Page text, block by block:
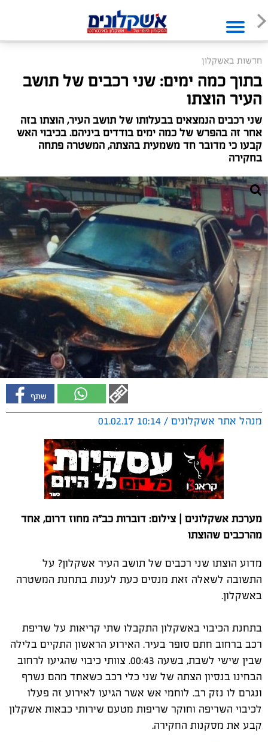
חדשות באשקלון
בתוך כמה ימים: שני רכבים של תושב
העיר הוצתו
שני רכבים הנמצאים בבעלותו של תושב העיר, הוצתו בזה
אחר זה בהפרש של כמה ימים בודדים ביניהם. בכיבוי האש
קבעו כי מדובר חד משמעית בהצתה, המשטרה פתחה
בחקירה
מנהל אתר אשקלונים / 10:14 01.02.17
מערכת אשקלונים | צילום: דוברות כב"ה מחוז דרום, אחד
מהרכבים שהוצתו
מדוע הוצתו שני רכבים של תושב העיר אשקלון? על
התשובה לשאלה זאת מנסים כעת לענות בתחנת המשטרה
באשקלון.
בתחנת הכיבוי באשקלון התקבלו שתי קריאות על שריפת
רכב ברחוב חתם סופר בעיר. האירוע הראשון התקיים בלילה
שבין שישי לשבת, בשעה 00:43. צוותי כיבוי שהגיעו לרחוב
הבחינו בנסיון הצתה של שני כלי רכב כשאחד מהם נשרף
ונגרם לו נזק רב. לוחמי אש אשר הגיעו לאירוע זה פעלו
לכיבוי השריפה וחוקר שריפות מטעם שירותי כבאות אשקלון
קבע את מסקנות החקירה.